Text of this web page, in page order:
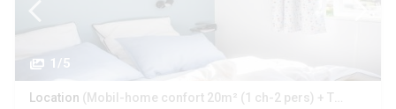
1/5
Location (Mobil-home confort 20m² (1 ch-2 pers) + TV + terrasse)